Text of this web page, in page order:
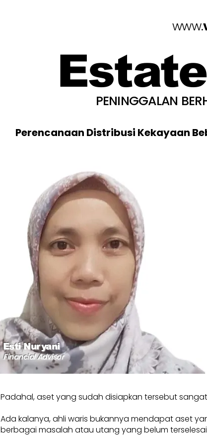
www.
PENINGGALAN
Perencanaan Distribusi Kekayaan
Financial Advisor
Esti Nuryani
Padahal, aset yang sudah disiapkan tersebut
Ada kalanya, ahli waris bukannya mendapat aset
berbagai masalah atau utang yang belum